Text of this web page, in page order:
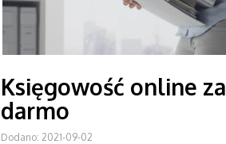
Księgowość online za
darmo
Dodano: 2021-09-02